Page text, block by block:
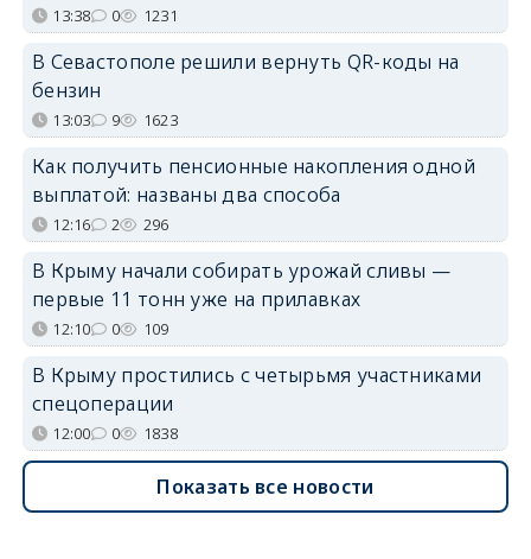
13:38 0 1231
В Севастополе решили вернуть QR-коды на
бензин
13:03 9 1623
Как получить пенсионные накопления одной
выплатой: названы два способа
12:16 2 296
В Крыму начали собирать урожай сливы —
первые 11 тонн уже на прилавках
12:10 0 109
В Крыму простились с четырьмя участниками
спецоперации
12:00 0 1838
Показать все новости